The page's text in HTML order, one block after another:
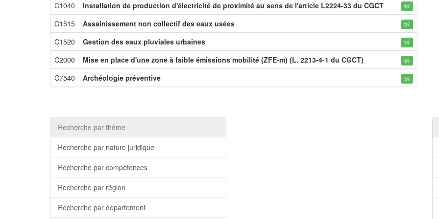
C1040 Installation de production d'électricité de proximité au sens de l'article L2224-33 du CGCT tri
C1515 Assainissement non collectif des eaux usées tri
C1520 Gestion des eaux pluviales urbaines tri
C2000 Mise en place d'une zone à faible émissions mobilité (ZFE-m) (L. 2213-4-1 du CGCT) tri
C7540 Archéologie préventive tri
Recherche par thème
Recherche par nature juridique
Recherche par compétences
Recherche par région
Recherche par département